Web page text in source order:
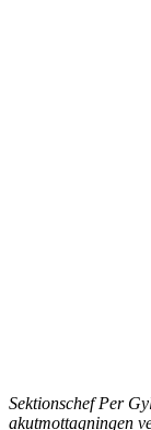
Sektionschef Per
akutmottagningen